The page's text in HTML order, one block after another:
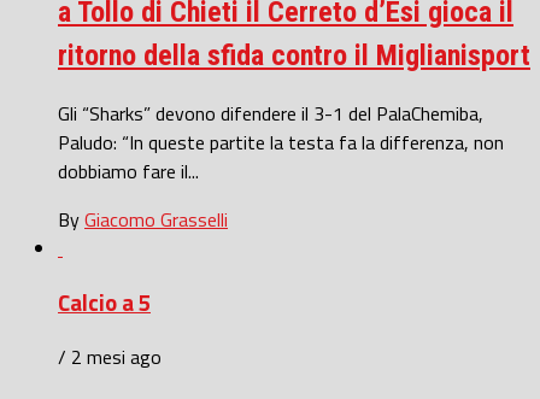
a Tollo di Chieti il Cerreto d’Esi gioca il
ritorno della sfida contro il Miglianisport
Gli “Sharks” devono difendere il 3-1 del PalaChemiba,
Paludo: “In queste partite la testa fa la differenza, non
dobbiamo fare il...
ByGiacomo Grasselli
Calcio a 5
/ 2 mesi ago